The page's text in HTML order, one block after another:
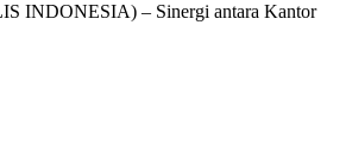
INDONESIA) – Sinergi antara Kantor